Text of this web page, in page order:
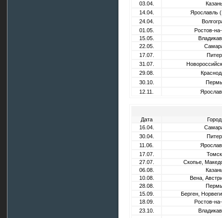
03.04.
14.04.
Ярославль
24.04.
01.05.
Ростов-
15.05.
22.05.
17.07.
Питер
31.07.
29.08.
30.10.
Пермь
12.11.
Дата
Город
16.04.
30.04.
Питер
11.06.
17.07.
Томск
27.07.
Скопье,
06.08.
10.08.
Вена,
28.08.
Пермь
15.09.
Берген,
18.09.
Ростов-
23.10.